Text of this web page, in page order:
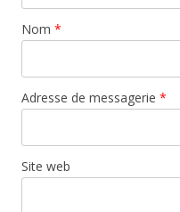
Nom *
Adresse de messagerie *
Site web